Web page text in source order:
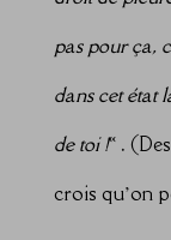
pas pour ça,
dans cet état
de toi !« .
crois qu’on